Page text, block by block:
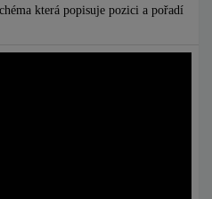
která popisuje pozici a pořadí